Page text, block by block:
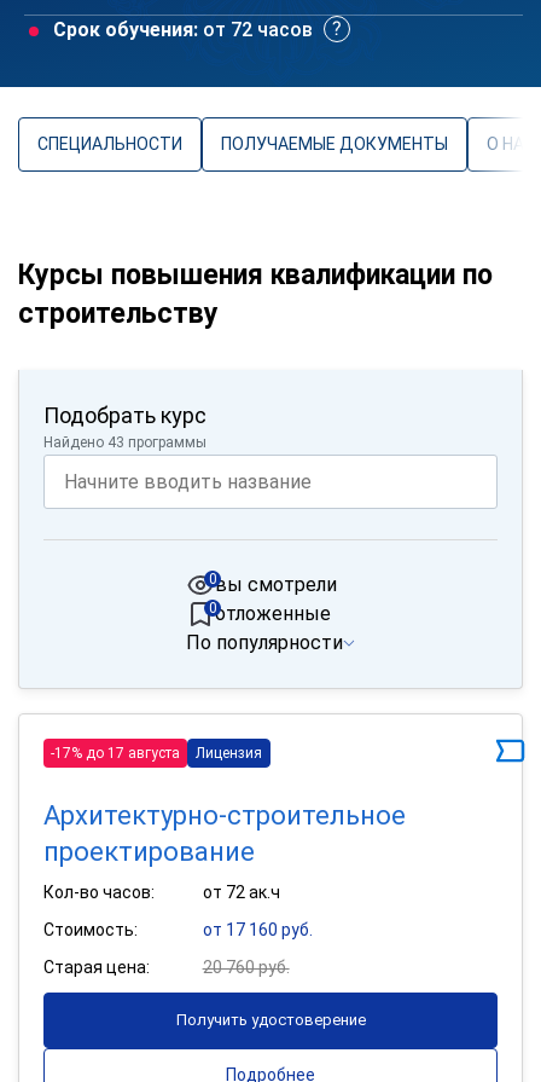
Срок обучения: от 72 часов
СПЕЦИАЛЬНОСТИ ПОЛУЧАЕМЫЕ ДОКУМЕНТЫ О
Курсы повышения квалификации по
строительству
Подобрать курс
Найдено 43 программы
вы смотрели
0
отложенные
0
По популярности
-17% до 17 августа Лицензия
Архитектурно-строительное
проектирование
Кол-во часов:
от 72 ак.ч
Стоимость:
от 17 160 руб.
Старая цена:
20 760 руб.
Получить удостоверение
Подробнее